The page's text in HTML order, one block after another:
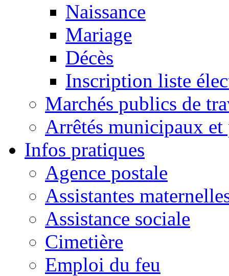
Naissance
Mariage
Décès
Inscription liste
Marchés publics de
Arrêtés municipaux et
Infos pratiques
Agence postale
Assistantes
Assistance sociale
Cimetière
Emploi du feu